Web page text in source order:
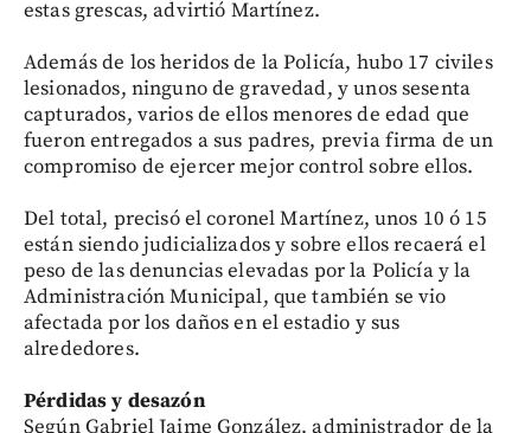
estas grescas, advirtió Martínez.
Además de los heridos de la Policía, hubo 17 civiles
lesionados, ninguno de gravedad, y unos sesenta
capturados, varios de ellos menores de edad que
fueron entregados a sus padres, previa firma de un
compromiso de ejercer mejor control sobre ellos.
Del total, precisó el coronel Martínez, unos 10 ó 15
están siendo judicializados y sobre ellos recaerá el
peso de las denuncias elevadas por la Policía y la
Administración Municipal, que también se vio
afectada por los daños en el estadio y sus
alrededores.
Pérdidas y desazón
Según Gabriel Jaime González, administrador de la